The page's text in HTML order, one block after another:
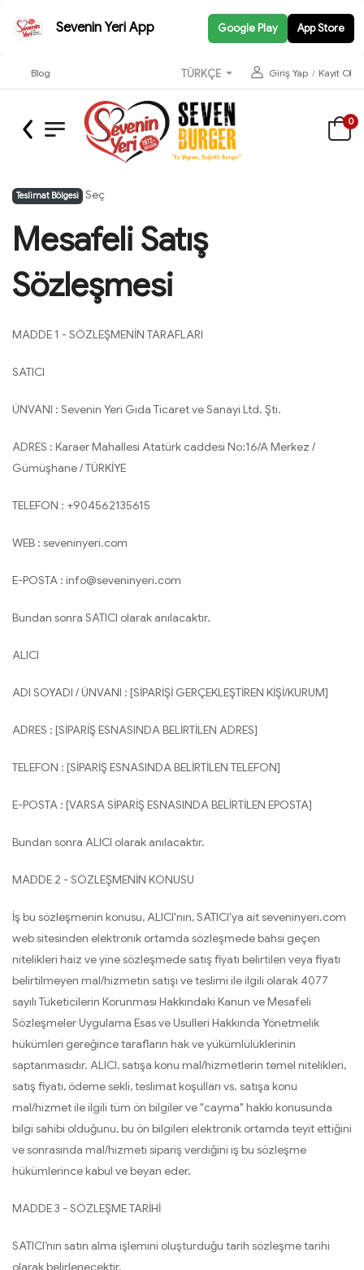
Sevenin Yeri App Google Play App Store
Blog TÜRKÇE Giriş Yap / Kayıt Ol
0
Teslimat Bölgesi Seç
Mesafeli Satış
Sözleşmesi
MADDE 1 - SÖZLEŞMENİN TARAFLARI
SATICI
ÜNVANI : Sevenin Yeri Gıda Ticaret ve Sanayi Ltd. Şti.
ADRES : Karaer Mahallesi Atatürk caddesi No:16/A Merkez /
Gümüşhane / TÜRKİYE
TELEFON : +904562135615
WEB : seveninyeri.com
E-POSTA : info@seveninyeri.com
Bundan sonra SATICI olarak anılacaktır.
ALICI
ADI SOYADI / ÜNVANI : [SİPARİŞİ GERÇEKLEŞTİREN KİŞİ/KURUM]
ADRES : [SİPARİŞ ESNASINDA BELİRTİLEN ADRES]
TELEFON : [SİPARİŞ ESNASINDA BELİRTİLEN TELEFON]
E-POSTA : [VARSA SİPARİŞ ESNASINDA BELİRTİLEN EPOSTA]
Bundan sonra ALICI olarak anılacaktır.
MADDE 2 - SÖZLEŞMENİN KONUSU
İş bu sözleşmenin konusu, ALICI'nın, SATICI'ya ait seveninyeri.com
web sitesinden elektronik ortamda sözleşmede bahsi geçen
nitelikleri haiz ve yine sözleşmede satış fiyatı belirtilen veya fiyatı
belirtilmeyen mal/hizmetin satışı ve teslimi ile ilgili olarak 4077
sayılı Tüketicilerin Korunması Hakkındaki Kanun ve Mesafeli
Sözleşmeler Uygulama Esas ve Usulleri Hakkında Yönetmelik
hükümleri gereğince tarafların hak ve yükümlülüklerinin
saptanmasıdır. ALICI, satışa konu mal/hizmetlerin temel nitelikleri,
satış fiyatı, ödeme sekli, teslimat koşulları vs. satışa konu
mal/hizmet ile ilgili tüm ön bilgiler ve "cayma" hakkı konusunda
bilgi sahibi olduğunu, bu ön bilgileri elektronik ortamda teyit ettiğini
ve sonrasında mal/hizmeti sipariş verdiğini iş bu sözleşme
hükümlerince kabul ve beyan eder.
MADDE 3 - SÖZLEŞME TARİHİ
SATICI’nın satın alma işlemini oluşturduğu tarih sözleşme tarihi
olarak belirlenecektir.